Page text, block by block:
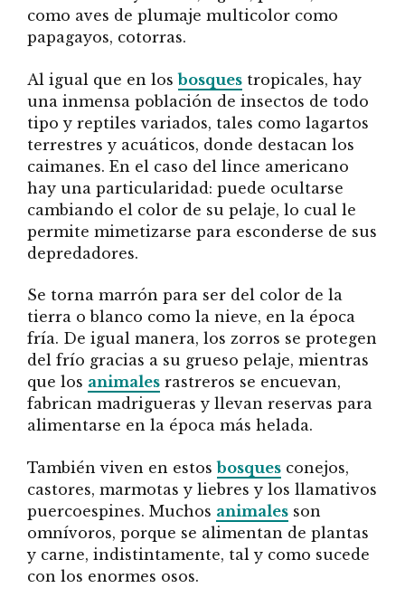
como aves de plumaje multicolor como
papagayos, cotorras.
Al igual que en losbosques tropicales, hay
una inmensa población de insectos de todo
tipo y reptiles variados, tales como lagartos
terrestres y acuáticos, donde destacan los
caimanes. En el caso del lince americano
hay una particularidad: puede ocultarse
cambiando el color de su pelaje, lo cual le
permite mimetizarse para esconderse de sus
depredadores.
Se torna marrón para ser del color de la
tierra o blanco como la nieve, en la época
fría. De igual manera, los zorros se protegen
del frío gracias a su grueso pelaje, mientras
que los animales rastreros se encuevan,
fabrican madrigueras y llevan reservas para
alimentarse en la época más helada.
También viven en estosbosques conejos,
castores, marmotas y liebres y los llamativos
puercoespines. Muchos animales son
omnívoros, porque se alimentan de plantas
y carne, indistintamente, tal y como sucede
con los enormes osos.